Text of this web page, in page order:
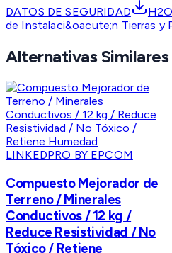
DATOS DE SEGURIDAD
de Instalaci&oacute;n Tierras y
Alternativas Similares
LINKEDPRO BY EPCOM
Compuesto Mejorador de
Terreno / Minerales
Conductivos / 12 kg /
Reduce Resistividad / No
Tóxico / Retiene